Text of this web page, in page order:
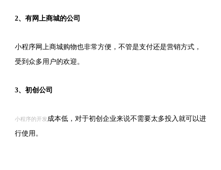
2、有网上商城的公司
小程序网上商城购物也非常方便，不管是支付还是营销方式，
受到众多用户的欢迎。
3、初创公司
小程序的开发成本低，对于初创企业来说不需要太多投入就可以进
行使用。